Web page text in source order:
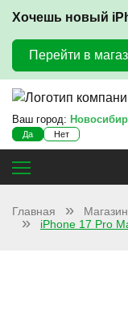
Хочешь новый
Перейти в
Ваш город:
Да Нет
Главная
Магазин
iPhone 17 Pro